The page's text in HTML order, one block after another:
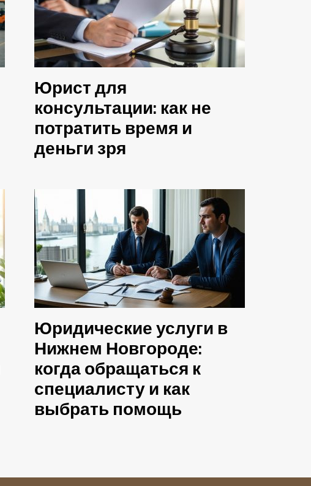
Юрист для
консультации: как не
потратить время и
деньги зря
Юридические услуги в
Нижнем Новгороде:
когда обращаться к
специалисту и как
выбрать помощь